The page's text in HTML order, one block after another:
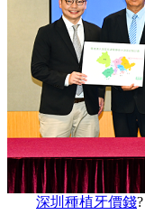
深圳種植牙價錢?